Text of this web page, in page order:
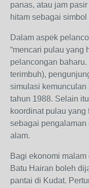
panas, atau jam
hitam sebagai
Dalam aspek
“mencari pulau yang
pelancongan
terimbuh),
simulasi kemunculan
tahun 1988. Selain
koordinat pulau
sebagai pengalaman
alam.
Bagi ekonomi
Batu Hairan boleh
pantai di Kudat.